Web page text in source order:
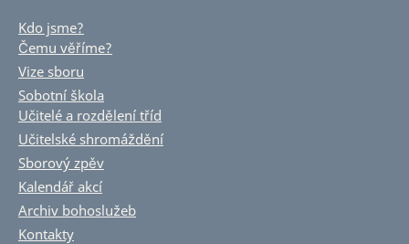
Kdo jsme?
Čemu věříme?
Vize sboru
Sobotní škola
Učitelé a rozdělení tříd
Učitelské shromáždění
Sborový zpěv
Kalendář akcí
Archiv bohoslužeb
Kontakty